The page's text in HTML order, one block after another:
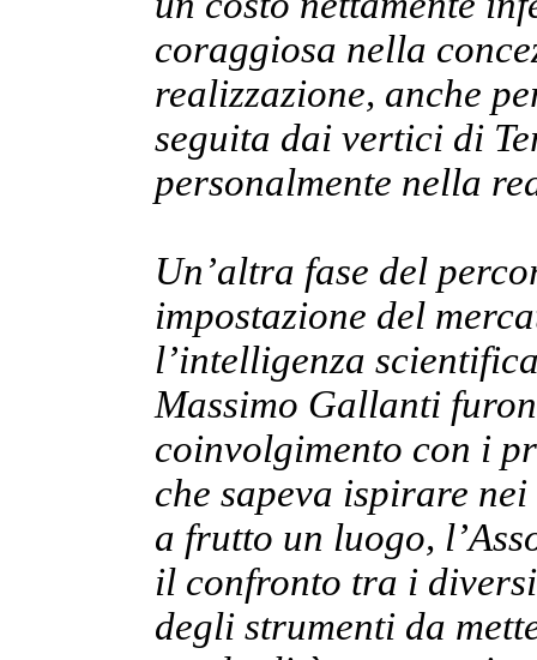
coraggiosa nella
realizzazione, anche
seguita dai vertici di
personalmente nella
Un’altra fase del
impostazione del
l’intelligenza
Massimo Gallanti
coinvolgimento con i
che sapeva ispirare
a frutto un luogo,
il confronto tra i
degli strumenti da